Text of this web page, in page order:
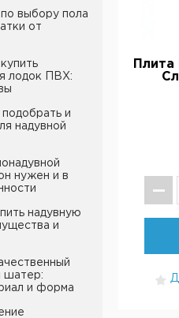
выбору пола
от
лодок ПВХ:
подобрать и
надувной
нужен и в
надувную
и
шатер:
и форма
Плита